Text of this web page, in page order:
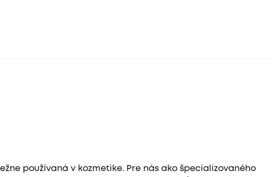
používaná v kozmetike. Pre nás ako špecializovaného